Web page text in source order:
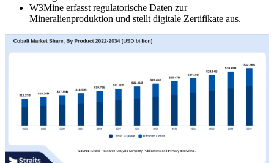
W3Mine erfasst regulatorische Daten zur
Mineralienproduktion und stellt digitale Zertifikate aus.